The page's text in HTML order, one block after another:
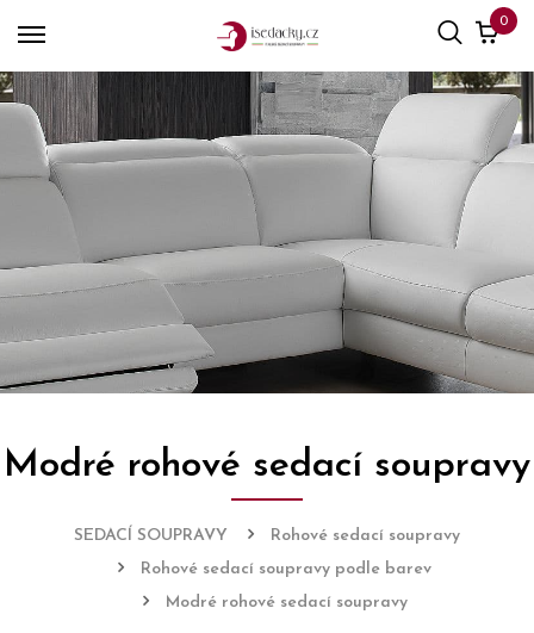
0
Modré rohové sedací soupravy
SEDACÍ SOUPRAVY
Rohové sedací soupravy
Rohové sedací soupravy podle barev
Modré rohové sedací soupravy